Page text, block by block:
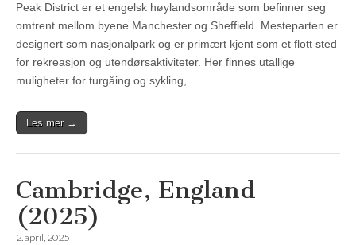
Peak District er et engelsk høylandsområde som befinner seg
omtrent mellom byene Manchester og Sheffield. Mesteparten er
designert som nasjonalpark og er primært kjent som et flott sted
for rekreasjon og utendørsaktiviteter. Her finnes utallige
muligheter for turgåing og sykling,…
Les mer →
Cambridge, England
(2025)
2. april, 2025